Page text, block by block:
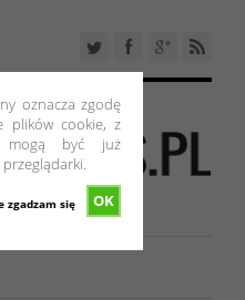
oznacza zgodę
plików cookie, z
mogą być już
OK
zgadzam się